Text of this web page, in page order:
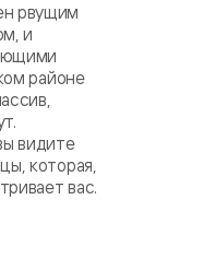
рвущим
и
районе
видите
которая,
вас.